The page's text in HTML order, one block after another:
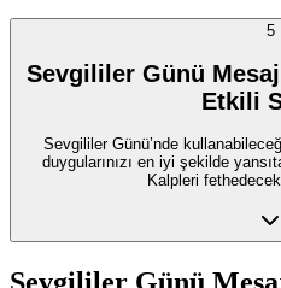
5
Sevgililer Günü
Etkili
Sevgililer Günü’nde
duygularınızı en iyi şekilde
Kalpleri
Sevgililer Günü